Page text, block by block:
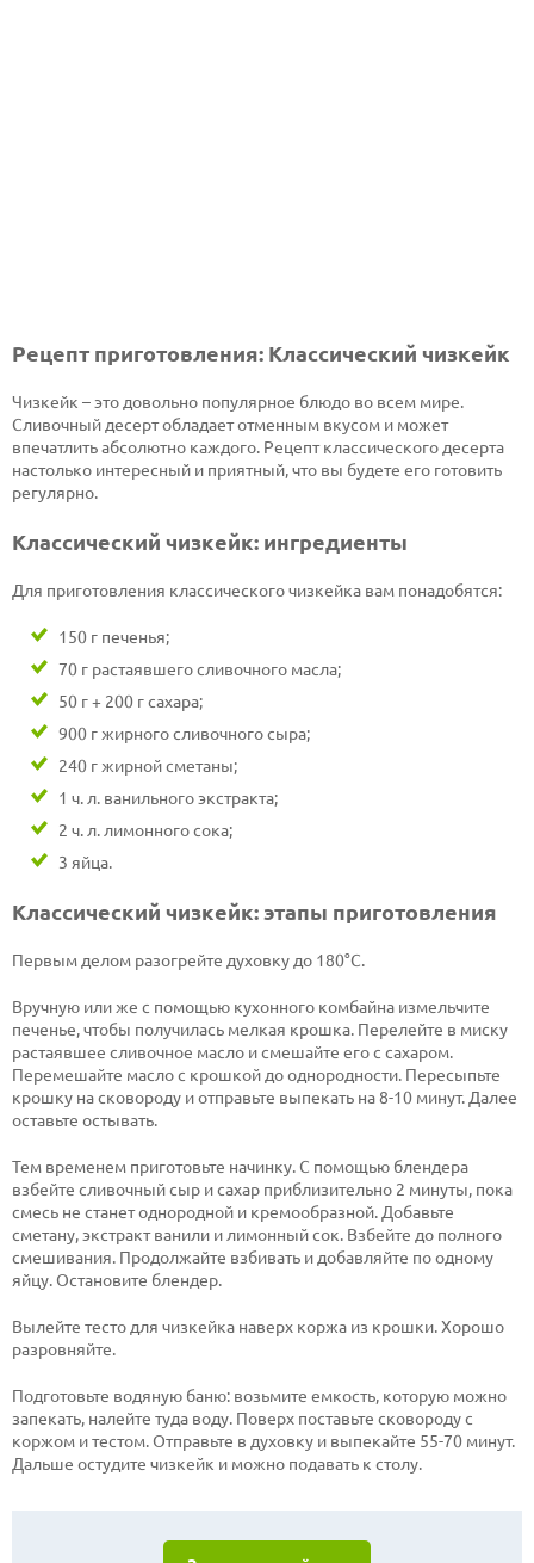
Рецепт приготовления: Классический чизкейк
Чизкейк – это довольно популярное блюдо во всем мире.
Сливочный десерт обладает отменным вкусом и может
впечатлить абсолютно каждого. Рецепт классического десерта
настолько интересный и приятный, что вы будете его готовить
регулярно.
Классический чизкейк: ингредиенты
Для приготовления классического чизкейка вам понадобятся:
150 г печенья;
70 г растаявшего сливочного масла;
50 г + 200 г сахара;
900 г жирного сливочного сыра;
240 г жирной сметаны;
1 ч. л. ванильного экстракта;
2 ч. л. лимонного сока;
3 яйца.
Классический чизкейк: этапы приготовления
Первым делом разогрейте духовку до 180°С.
Вручную или же с помощью кухонного комбайна измельчите
печенье, чтобы получилась мелкая крошка. Перелейте в миску
растаявшее сливочное масло и смешайте его с сахаром.
Перемешайте масло с крошкой до однородности. Пересыпьте
крошку на сковороду и отправьте выпекать на 8-10 минут. Далее
оставьте остывать.
Тем временем приготовьте начинку. С помощью блендера
взбейте сливочный сыр и сахар приблизительно 2 минуты, пока
смесь не станет однородной и кремообразной. Добавьте
сметану, экстракт ванили и лимонный сок. Взбейте до полного
смешивания. Продолжайте взбивать и добавляйте по одному
яйцу. Остановите блендер.
Вылейте тесто для чизкейка наверх коржа из крошки. Хорошо
разровняйте.
Подготовьте водяную баню: возьмите емкость, которую можно
запекать, налейте туда воду. Поверх поставьте сковороду с
коржом и тестом. Отправьте в духовку и выпекайте 55-70 минут.
Дальше остудите чизкейк и можно подавать к столу.